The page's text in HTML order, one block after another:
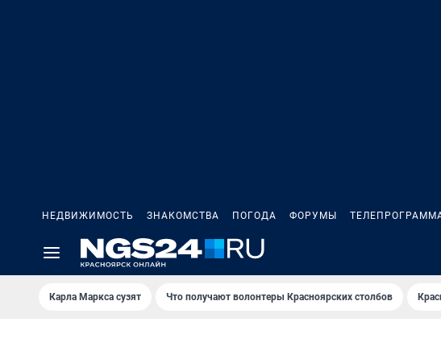
НЕДВИЖИМОСТЬ ЗНАКОМСТВА ПОГОДА ФОРУМЫ
Карла Маркса сузят Что получают волонтеры Красноярских столбов